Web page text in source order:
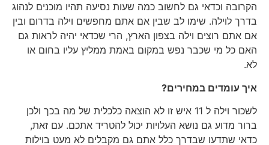
הקרובה וכדאי גם לחשוב כמה שעות נסיעה תהיו מוכנים לנהוג
בדרך לוילה. שימו לב שבין אם אתם מחפשים וילה בדרום ובין
אם אתם רוצים וילה בצפון הארץ, הרי שכדאי יהיה לראות גם
האם כל מי שכבר נפש במקום באמת ממליץ עליו בחום או
לא.
איך עומדים במחירים?
לשכור וילה ל 11 איש זו לא הוצאה כלכלית של מה בכך ולכן
ברור מדוע גם נושא העלויות יכול להטריד אתכם. עם זאת,
כדאי שתדעו שבדרך כלל אתם גם מקבלים לא מעט בוילות